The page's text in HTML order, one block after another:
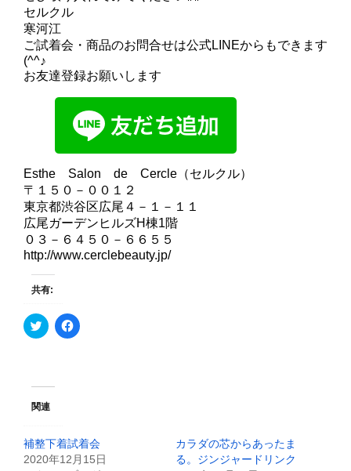
セルクル
寒河江
ご試着会・商品のお問合せは公式LINEからもできます
(^^♪
お友達登録お願いします
Esthe Salon de Cercle（セルクル）
〒１５０－００１２
東京都渋谷区広尾４－１－１１
広尾ガーデンヒルズH棟1階
０３－６４５０－６６５５
http://www.cerclebeauty.jp/
共有:
ク
リ
T
i
r
で
共
F
a
す
る
に
は
関連
補整下着試着会
2020年12月15日
カラダの芯からあったま
る。ジンジャードリンク